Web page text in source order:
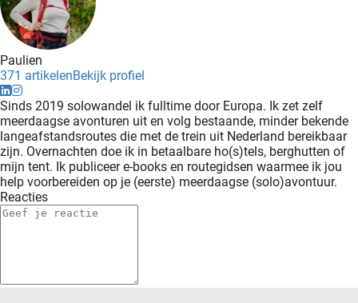
Paulien
371 artikelenBekijk profiel
Sinds 2019 solowandel ik fulltime door Europa. Ik zet zelf
meerdaagse avonturen uit en volg bestaande, minder bekende
langeafstandsroutes die met de trein uit Nederland bereikbaar
zijn. Overnachten doe ik in betaalbare ho(s)tels, berghutten of
mijn tent. Ik publiceer e-books en routegidsen waarmee ik jou
help voorbereiden op je (eerste) meerdaagse (solo)avontuur.
Reacties